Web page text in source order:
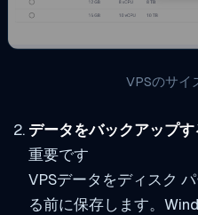
VPSのサイ
データをバックアップす
重要です
VPSデータをディスク
る前に保存します。